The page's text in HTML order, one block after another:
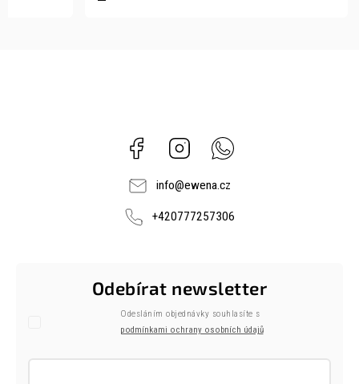
Facebook Instagram
info@ewena.cz
+420777257306
Odebírat newsletter
Odesláním objednávky souhlasíte s
podmínkami ochrany osobních údajů